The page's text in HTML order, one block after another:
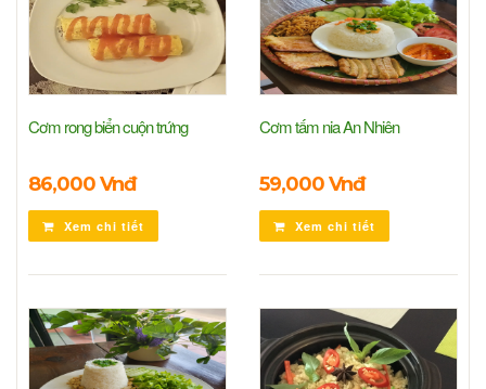
Cơm rong biển cuộn trứng
86,000 Vnđ
Xem chi tiết
Cơm tấm nia An Nhiên
59,000 Vnđ
Xem chi tiết